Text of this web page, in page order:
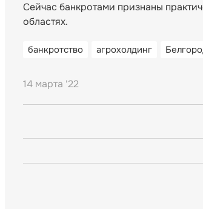
Сейчас банкротами признаны
областях.
банкротство агрохолдинг
14 марта '22